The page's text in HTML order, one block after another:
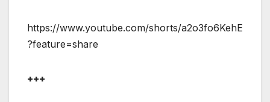
https://www.youtube.com/shorts/a2o3fo6KehE
?feature=share
+++